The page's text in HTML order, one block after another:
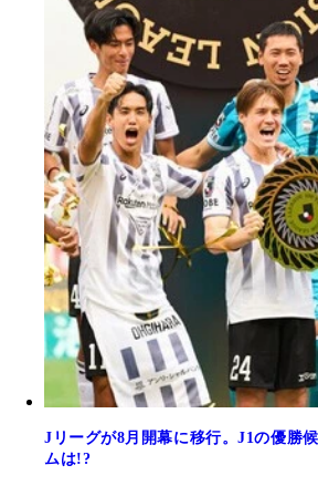
Jリーグが8月開幕に移行。J1の優勝
ムは!?